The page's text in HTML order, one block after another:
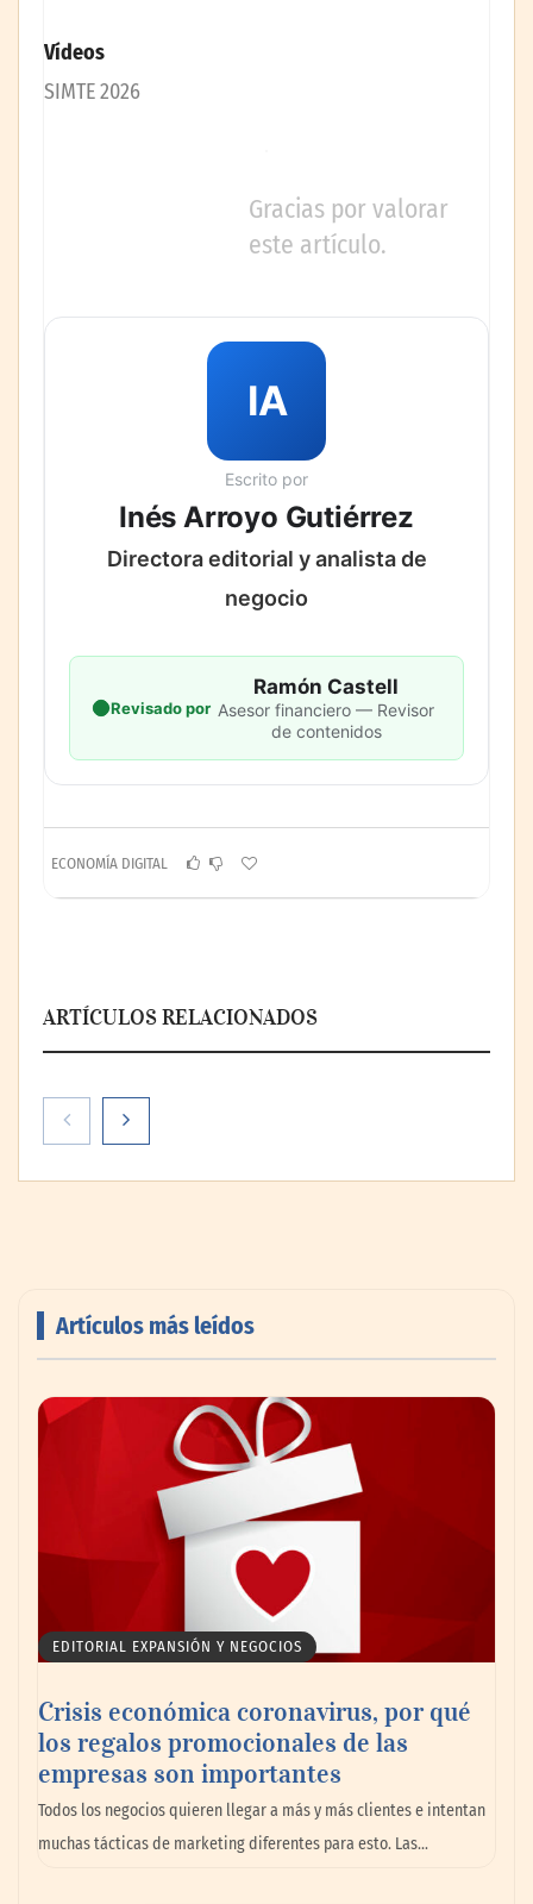
Vídeos
SIMTE 2026
Gracias por valorar
este artículo.
IA
Escrito por
Inés Arroyo Gutiérrez
Directora editorial y analista de
negocio
Revisado por
Ramón Castell
Asesor financiero — Revisor
de contenidos
ECONOMÍA DIGITAL
ARTÍCULOS RELACIONADOS
Nicols presenta seis modelos de anillos de
compromiso para el eclipse solar del 12 de
‘El ransomware se puede vencer. No
pagues el rescate’: el nuevo libro de Juan
Ricardo Palacio Escobar
Artículos más leídos
EDITORIAL EXPANSIÓN Y NEGOCIOS
Crisis económica coronavirus, por qué
los regalos promocionales de las
empresas son importantes
Todos los negocios quieren llegar a más y más clientes e intentan
muchas tácticas de marketing diferentes para esto. Las…